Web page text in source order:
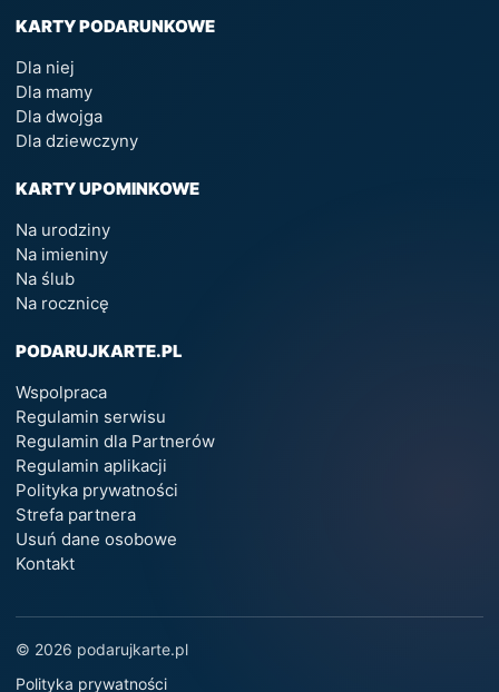
KARTY PODARUNKOWE
Dla niej
Dla mamy
Dla dwojga
Dla dziewczyny
KARTY UPOMINKOWE
Na urodziny
Na imieniny
Na ślub
Na rocznicę
PODARUJKARTE.PL
Wspolpraca
Regulamin serwisu
Regulamin dla Partnerów
Regulamin aplikacji
Polityka prywatności
Strefa partnera
Usuń dane osobowe
Kontakt
© 2026 podarujkarte.pl
Polityka prywatności